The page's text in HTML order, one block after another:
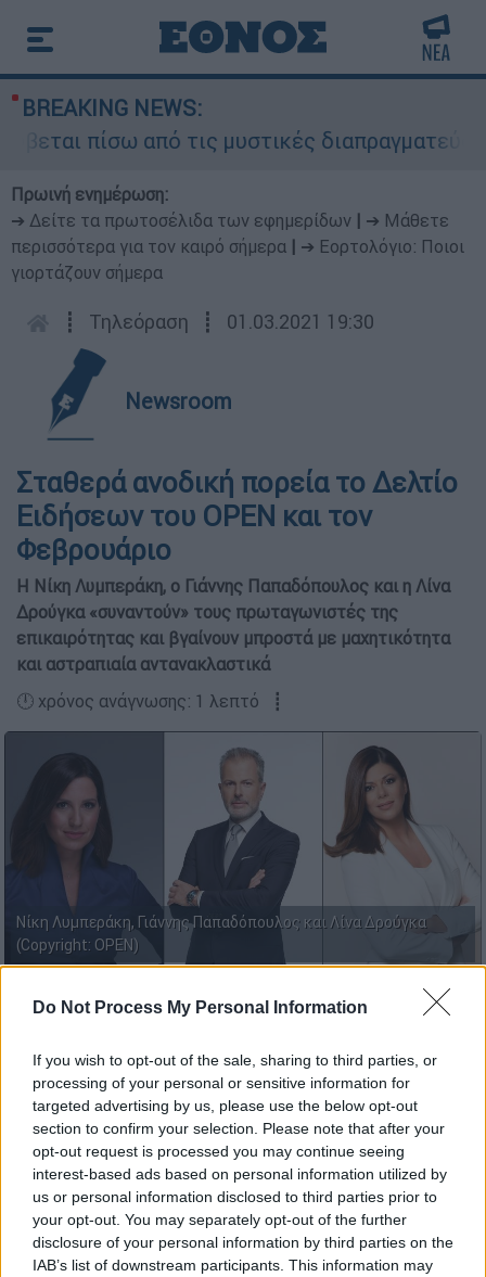
Do Not Process My Personal Information
If you wish to opt-out of the sale, sharing to third parties, or
processing of your personal or sensitive information for
targeted advertising by us, please use the below opt-out
section to confirm your selection. Please note that after your
opt-out request is processed you may continue seeing
interest-based ads based on personal information utilized by
us or personal information disclosed to third parties prior to
your opt-out. You may separately opt-out of the further
disclosure of your personal information by third parties on the
IAB’s list of downstream participants. This information may
BREAKING NEWS:
πίσω από τις μυστικές διαπραγματεύσεις
Πρωινή ενημέρωση:
➔ Δείτε τα πρωτοσέλιδα των εφημερίδων
➔ Μάθετε
περισσότερα για τον καιρό σήμερα
➔ Εορτολόγιο: Ποιοι
γιορτάζουν σήμερα
┋ Τηλεόραση ┋ 01.03.2021 19:30
Newsroom
Σταθερά ανοδική πορεία το Δελτίο
Ειδήσεων του OPEN και τον
Φεβρουάριο
Η Νίκη Λυμπεράκη, ο Γιάννης Παπαδόπουλος και η Λίνα
Δρούγκα «συναντούν» τους πρωταγωνιστές της
επικαιρότητας και βγαίνουν μπροστά με μαχητικότητα
και αστραπιαία αντανακλαστικά
🕛 χρόνος ανάγνωσης: 1 λεπτό ┋
Νίκη Λυμπεράκη, Γιάννης Παπαδόπουλος και Λίνα Δρούγκα
(Copyright: OPEN)
Προσθέστε το ΕΘΝΟΣ στη Google
Μέσο όρο 8,4%στο σύνολο του κοινού και
333.000 τηλεθεατές στο μέσο λεπτό,
κατέγραψε τοΚεντρικό Δελτίο Ειδήσεων
τουOPEN(Δευτέρα-Παρασκευή), με τη
Νίκη
Λυμπεράκη, τον Φεβρουάριο 2021,
κερδίζοντας συνεχώς έδαφος στους
πίνακες τηλεθέασης.